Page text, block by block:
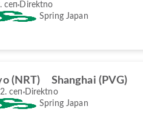
сеп Direktno
Spring Japan
(NRT) Shanghai (PVG)
сеп Direktno
Spring Japan